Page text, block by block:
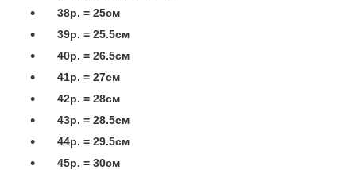
38р. = 25см
39р. = 25.5см
40р. = 26.5см
41р. = 27см
42р. = 28см
43р. = 28.5см
44р. = 29.5см
45р. = 30см